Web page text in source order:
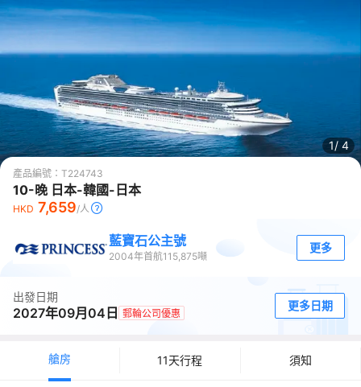
1/ 4
產品編號： T224743
10-晚 日本-韓國-日本
HKD 7,659/人
藍寶石公主號
2004年首航115,875噸
更多
出發日期
2027年09月04日 郵輪公司優惠
更多日期
艙房 11天行程 須知